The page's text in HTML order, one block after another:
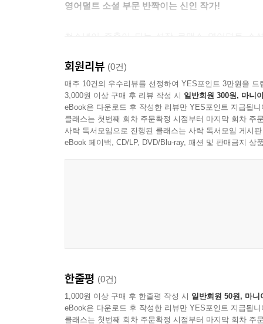
게 뛰고 있었다. 떨리는 손가락으로 잠옷 바지를
소냐는 자신이 여전히 악몽에 갇혀있는 것 같았다
저희에게 닿을 수 없으므로 저희는 깨어날 것입니
녀는 터져 나오는 비명을 간신히 참았다.
--- p.361
그 순간 아스트리드는 맹인 노파의 말을 기억해냈
“저것들이 단지 꿈을 꾸고 있는 거라고?” 도라가
--- p.402
영어덜트 소설 부문 반짝이는 신인 작가!
청소년이 주축이 되는 성장 로맨스 영어덜트 소
아이들의 순수하고도 애처로운 시선으로 어른들
간절한 소원은 무엇일까? 그 바람은 어디서부터
섬세한 변화를 함께 따라가 보자.
휘몰아치는 감정의 소용돌이,
모든 성장 과정은 일종의 미스터리
그 어떤 것도, 보이는 것만큼 무섭지 않다!
망각과 죽음, 기억과 갈등… 고통스러운 장면과
회원리뷰 (0건)
매주 10건의 우수리뷰를 선정하여 YES포인트 3만원을 드
3,000원 이상 구매 후 리뷰 작성 시 일반회원 300원, 마니
eBook은 다운로드 후 작성한 리뷰만 YES포인트 지급됩니
클래스는 첫번째 회차 주문확정 시점부터 마지막 회차 주
사락 독서모임으로 진행된 클래스는 사락 독서모임 게시
eBook 페이백, CD/LP, DVD/Blu-ray, 패션 및 판매금지 상
한줄평 (0건)
1,000원 이상 구매 후 한줄평 작성 시 일반회원 50원, 마니
eBook은 다운로드 후 작성한 리뷰만 YES포인트 지급됩니
클래스는 첫번째 회차 주문확정 시점부터 마지막 회차 주